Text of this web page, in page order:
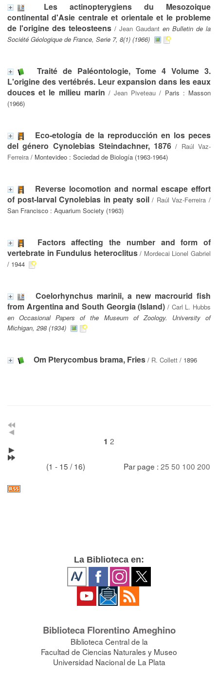
Les actinopterygiens du Mesozoique
continental d'Asie centrale et orientale et le probleme
de l'origine des teleosteens / Jean Gaudant en Bulletin de la
Société Géologique de France, Serie 7, 8(1) (1966)
Traité de Paléontologie, Tome 4 Volume 3.
L'origine des vertébrés. Leur expansion dans les eaux
douces et le milieu marin /Jean Piveteau / Paris : Masson
(1966)
Eco-etología de la reproducción en los peces
del género Cynolebias Steindachner, 1876 / Raúl Vaz-
Ferreira / Montevideo : Sociedad de Biología (1963-1964)
Reverse locomotion and normal escape effort
of post-larval Cynolebias in peaty soil/ Raúl Vaz-Ferreira /
San Francisco : Aquarium Society (1963)
Factors affecting the number and form of
vertebrate in Fundulus heteroclitus/ Mordecai Lionel Gabriel
/ 1944
Coelorhynchus marinii, a new macrourid fish
from Argentina and South Georgia (Island) / Carl L. Hubbs
en Occasional Papers of the Museum of Zoology. University of
Michigan, 298 (1934)
Om Pterycombus brama, Fries / R. Collett / 1896
1 2
(1 - 15 / 16) Par page : 25 50 100 200
La Biblioteca en:
Biblioteca Florentino Ameghino
Biblioteca Central de la
Facultad de Ciencias Naturales y Museo
Universidad Nacional de La Plata